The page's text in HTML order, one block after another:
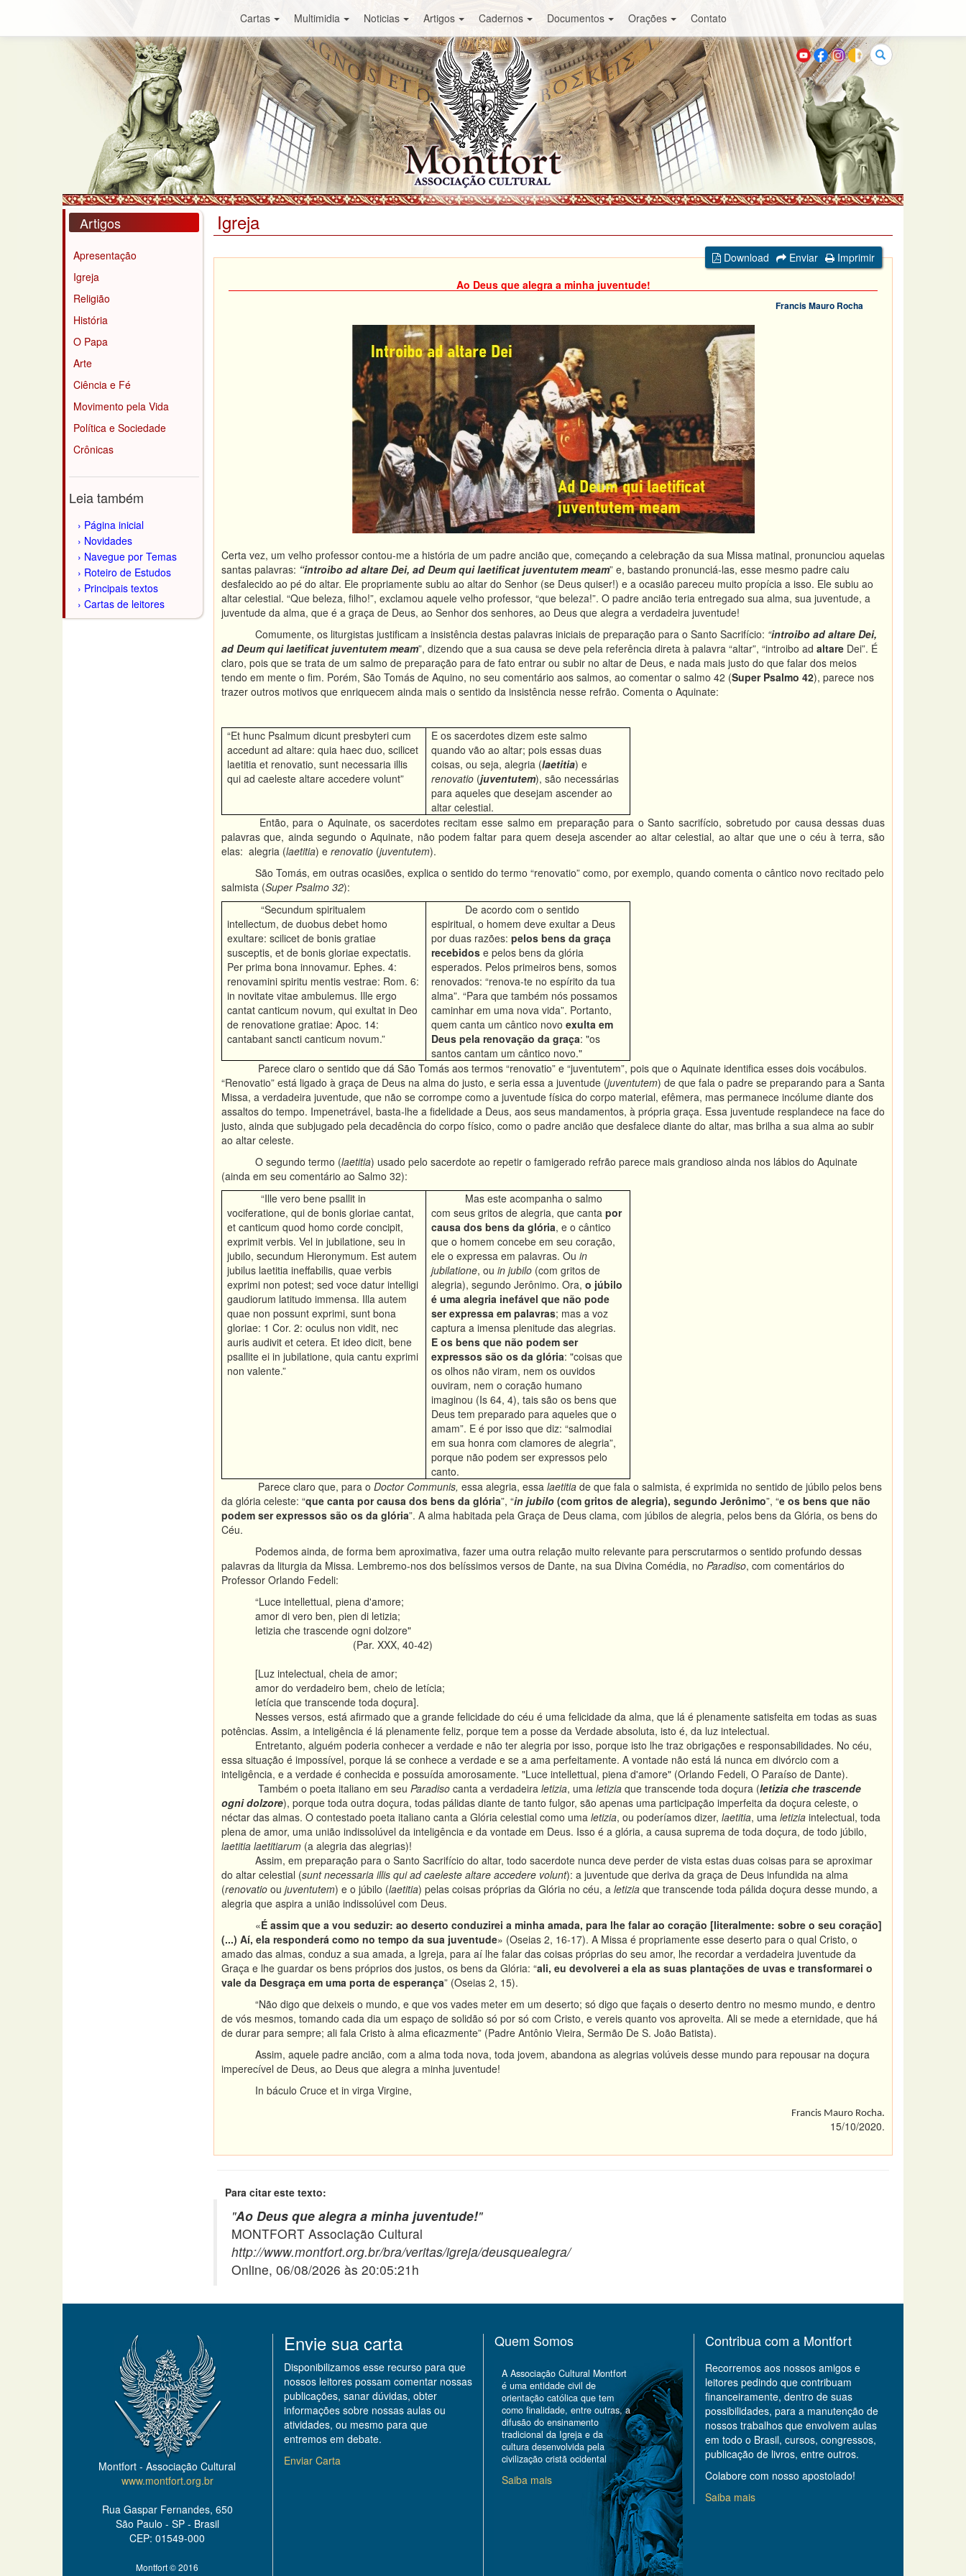
Cartas Multimidia Noticias Artigos Cadernos Documentos Orações Contato
Buscar
Artigos
Apresentação
Igreja
Religião
História
O Papa
Arte
Ciência e Fé
Movimento pela Vida
Política e Sociedade
Crônicas
Leia também
Página inicial
Novidades
Navegue por Temas
Roteiro de Estudos
Principais textos
Cartas de leitores
Igreja
Download Enviar
Imprimir
Ao Deus que alegra a minha juventude!
Francis Mauro Rocha
Certa vez, um velho professor contou-me a história de um padre ancião que, começando a celebração da sua Missa matinal, pronunciou aquelas
santas palavras: “introibo ad altare Dei, ad Deum qui laetificat juventutem meam” e, bastando pronunciá-las, esse mesmo padre caiu
desfalecido ao pé do altar. Ele propriamente subiu ao altar do Senhor (se Deus quiser!) e a ocasião pareceu muito propícia a isso. Ele subiu ao
altar celestial. “Que beleza, filho!”, exclamou aquele velho professor, “que beleza!”. O padre ancião teria entregado sua alma, sua juventude, a
juventude da alma, que é a graça de Deus, ao Senhor dos senhores, ao Deus que alegra a verdadeira juventude!
Comumente, os liturgistas justificam a insistência destas palavras iniciais de preparação para o Santo Sacrifício: “introibo ad altare Dei,
ad Deum qui laetificat juventutem meam”, dizendo que a sua causa se deve pela referência direta à palavra “altar”, “introibo ad altare Dei”. É
claro, pois que se trata de um salmo de preparação para de fato entrar ou subir no altar de Deus, e nada mais justo do que falar dos meios
tendo em mente o fim. Porém, São Tomás de Aquino, no seu comentário aos salmos, ao comentar o salmo 42 (Super Psalmo 42), parece nos
trazer outros motivos que enriquecem ainda mais o sentido da insistência nesse refrão. Comenta o Aquinate:
“Et hunc Psalmum dicunt presbyteri cum
accedunt ad altare: quia haec duo, scilicet
laetitia et renovatio, sunt necessaria illis
qui ad caeleste altare accedere volunt”
E os sacerdotes dizem este salmo
quando vão ao altar; pois essas duas
coisas, ou seja, alegria (laetitia) e
renovatio (juventutem), são necessárias
para aqueles que desejam ascender ao
altar celestial.
Então, para o Aquinate, os sacerdotes recitam esse salmo em preparação para o Santo sacrifício, sobretudo por causa dessas duas
palavras que, ainda segundo o Aquinate, não podem faltar para quem deseja ascender ao altar celestial, ao altar que une o céu à terra, são
elas: alegria (laetitia) e renovatio (juventutem).
São Tomás, em outras ocasiões, explica o sentido do termo “renovatio” como, por exemplo, quando comenta o cântico novo recitado pelo
salmista (Super Psalmo 32):
“Secundum spiritualem
intellectum, de duobus debet homo
exultare: scilicet de bonis gratiae
susceptis, et de bonis gloriae expectatis.
Per prima bona innovamur. Ephes. 4:
renovamini spiritu mentis vestrae: Rom. 6:
in novitate vitae ambulemus. Ille ergo
cantat canticum novum, qui exultat in Deo
de renovatione gratiae: Apoc. 14:
cantabant sancti canticum novum.”
De acordo com o sentido
espiritual, o homem deve exultar a Deus
por duas razões:pelos bens da graça
recebidos e pelos bens da glória
esperados. Pelos primeiros bens, somos
renovados: “renova-te no espírito da tua
alma”. “Para que também nós possamos
caminhar em uma nova vida”. Portanto,
quem canta um cântico novo exulta em
Deus pela renovação da graça: "os
santos cantam um cântico novo."
Parece claro o sentido que dá São Tomás aos termos “renovatio” e “juventutem”, pois que o Aquinate identifica esses dois vocábulos.
“Renovatio” está ligado à graça de Deus na alma do justo, e seria essa a juventude (juventutem) de que fala o padre se preparando para a Santa
Missa, a verdadeira juventude, que não se corrompe como a juventude física do corpo material, efêmera, mas permanece incólume diante dos
assaltos do tempo. Impenetrável, basta-lhe a fidelidade a Deus, aos seus mandamentos, à própria graça. Essa juventude resplandece na face do
justo, ainda que subjugado pela decadência do corpo físico, como o padre ancião que desfalece diante do altar, mas brilha a sua alma ao subir
ao altar celeste.
O segundo termo (laetitia) usado pelo sacerdote ao repetir o famigerado refrão parece mais grandioso ainda nos lábios do Aquinate
(ainda em seu comentário ao Salmo 32):
“Ille vero bene psallit in
vociferatione, qui de bonis gloriae cantat,
et canticum quod homo corde concipit,
exprimit verbis. Vel in jubilatione, seu in
jubilo, secundum Hieronymum. Est autem
jubilus laetitia ineffabilis, quae verbis
exprimi non potest; sed voce datur intelligi
gaudiorum latitudo immensa. Illa autem
quae non possunt exprimi, sunt bona
gloriae: 1 Cor. 2: oculus non vidit, nec
auris audivit et cetera. Et ideo dicit, bene
psallite ei in jubilatione, quia cantu exprimi
non valente.”
Mas este acompanha o salmo
com seus gritos de alegria, que cantapor
causa dos bens da glória, e o cântico
que o homem concebe em seu coração,
ele o expressa em palavras. Ouin
jubilatione, ouin jubilo (com gritos de
alegria), segundo Jerônimo. Ora, o júbilo
é uma alegria inefável que não pode
ser expressa em palavras; mas a voz
captura a imensa plenitude das alegrias.
E os bens que não podem ser
expressos são os da glória: "coisas que
os olhos não viram, nem os ouvidos
ouviram, nem o coração humano
imaginou (Is 64, 4), tais são os bens que
Deus tem preparado para aqueles que o
amam”. E é por isso que diz: “salmodiai
em sua honra com clamores de alegria”,
porque não podem ser expressos pelo
canto.
Parece claro que, para oDoctor Communis, essa alegria, essalaetitia de que fala o salmista, é exprimida no sentido de júbilo pelos bens
da glória celeste: “que canta por causa dos bens da glória”, “in jubilo (com gritos de alegria), segundo Jerônimo”, “e os bens que não
podem ser expressos são os da glória”. A alma habitada pela Graça de Deus clama, com júbilos de alegria, pelos bens da Glória, os bens do
Céu.
Podemos ainda, de forma bem aproximativa, fazer uma outra relação muito relevante para perscrutarmos o sentido profundo dessas
palavras da liturgia da Missa. Lembremo-nos dos belíssimos versos de Dante, na sua Divina Comédia, no Paradiso, com comentários do
Professor Orlando Fedeli:
“Luce intellettual, piena d'amore;
amor di vero ben, pien di letizia;
letizia che trascende ogni dolzore"
(Par. XXX, 40-42)
[Luz intelectual, cheia de amor;
amor do verdadeiro bem, cheio de letícia;
letícia que transcende toda doçura].
Nesses versos, está afirmado que a grande felicidade do céu é uma felicidade da alma, que lá é plenamente satisfeita em todas as suas
potências. Assim, a inteligência é lá plenamente feliz, porque tem a posse da Verdade absoluta, isto é, da luz intelectual.
Entretanto, alguém poderia conhecer a verdade e não ter alegria por isso, porque isto lhe traz obrigações e responsabilidades. No céu,
essa situação é impossível, porque lá se conhece a verdade e se a ama perfeitamente. A vontade não está lá nunca em divórcio com a
inteligência, e a verdade é conhecida e possuída amorosamente. "Luce intellettual, piena d'amore" (Orlando Fedeli, O Paraíso de Dante).
Também o poeta italiano em seuParadiso canta a verdadeiraletizia, umaletizia que transcende toda doçura (letizia che trascende
ogni dolzore), porque toda outra doçura, todas pálidas diante de tanto fulgor, são apenas uma participação imperfeita da doçura celeste, o
néctar das almas. O contestado poeta italiano canta a Glória celestial como uma letizia, ou poderíamos dizer, laetitia, uma letizia intelectual, toda
plena de amor, uma união indissolúvel da inteligência e da vontade em Deus. Isso é a glória, a causa suprema de toda doçura, de todo júbilo,
laetitia laetitiarum (a alegria das alegrias)!
Assim, em preparação para o Santo Sacrifício do altar, todo sacerdote nunca deve perder de vista estas duas coisas para se aproximar
do altar celestial (sunt necessaria illis qui ad caeleste altare accedere volunt): a juventude que deriva da graça de Deus infundida na alma
(renovatio ou juventutem) e o júbilo (laetitia) pelas coisas próprias da Glória no céu, a letizia que transcende toda pálida doçura desse mundo, a
alegria que aspira a união indissolúvel com Deus.
«É assim que a vou seduzir: ao deserto conduzirei a minha amada, para lhe falar ao coração [literalmente: sobre o seu coração]
(...) Aí, ela responderá como no tempo da sua juventude» (Oseias 2, 16-17). A Missa é propriamente esse deserto para o qual Cristo, o
amado das almas, conduz a sua amada, a Igreja, para aí lhe falar das coisas próprias do seu amor, lhe recordar a verdadeira juventude da
Graça e lhe guardar os bens próprios dos justos, os bens da Glória: “ali, eu devolverei a ela as suas plantações de uvas e transformarei o
vale da Desgraça em uma porta de esperança” (Oseias 2, 15).
“Não digo que deixeis o mundo, e que vos vades meter em um deserto; só digo que façais o deserto dentro no mesmo mundo, e dentro
de vós mesmos, tomando cada dia um espaço de solidão só por só com Cristo, e vereis quanto vos aproveita. Ali se mede a eternidade, que há
de durar para sempre; ali fala Cristo à alma eficazmente” (Padre Antônio Vieira, Sermão De S. João Batista).
Assim, aquele padre ancião, com a alma toda nova, toda jovem, abandona as alegrias volúveis desse mundo para repousar na doçura
imperecível de Deus, ao Deus que alegra a minha juventude!
In báculo Cruce et in virga Virgine,
Francis Mauro Rocha.
15/10/2020.
Para citar este texto:
"Ao Deus que alegra a minha juventude!"
MONTFORT Associação Cultural
http://www.montfort.org.br/bra/veritas/igreja/deusquealegra/
Online, 06/08/2026 às 20:05:21h
Montfort - Associação Cultural
www.montfort.org.br
Rua Gaspar Fernandes, 650
São Paulo - SP - Brasil
CEP: 01549-000
Montfort © 2016
Envie sua carta
Disponibilizamos esse recurso para que
nossos leitores possam comentar nossas
publicações, sanar dúvidas, obter
informações sobre nossas aulas ou
atividades, ou mesmo para que
entremos em debate.
Enviar Carta
Quem Somos
A Associação Cultural Montfort
é uma entidade civil de
orientação católica que tem
como finalidade, entre outras, a
difusão do ensinamento
tradicional da Igreja e da
cultura desenvolvida pela
civilização cristã ocidental
Saiba mais
Contribua com a Montfort
Recorremos aos nossos amigos e
leitores pedindo que contribuam
financeiramente, dentro de suas
possibilidades, para a manutenção de
nossos trabalhos que envolvem aulas
em todo o Brasil, cursos, congressos,
publicação de livros, entre outros.
Colabore com nosso apostolado!
Saiba mais